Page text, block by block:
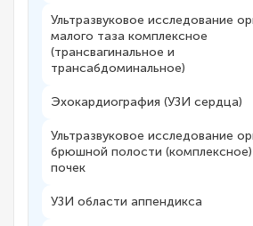
Ультразвуковое исследование
малого таза комплексное
(трансвагинальное и
трансабдоминальное)
Эхокардиография (УЗИ сердца)
Ультразвуковое исследование
брюшной полости (комплексное)
почек
УЗИ области аппендикса